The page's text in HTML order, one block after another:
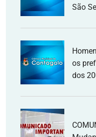
São
os
dos